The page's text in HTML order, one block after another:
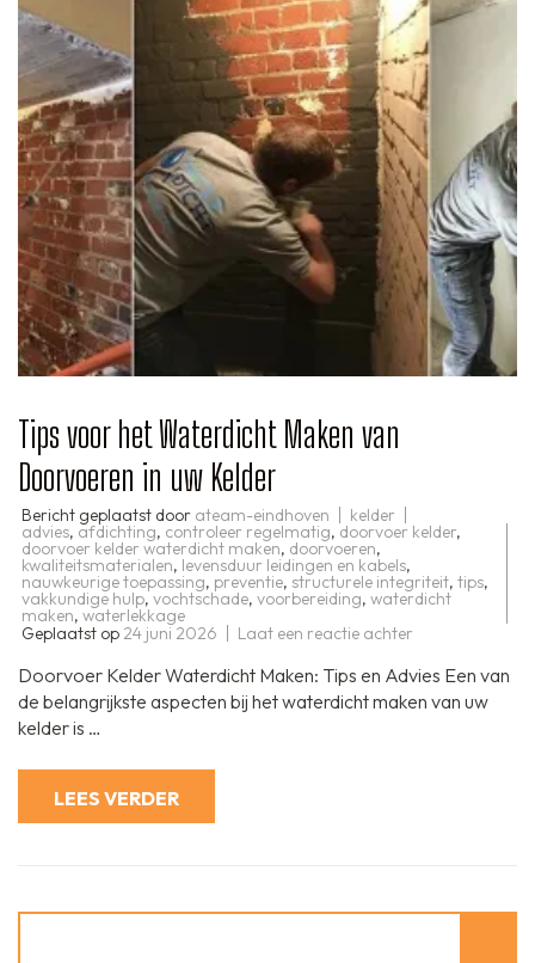
Tips voor het Waterdicht Maken van
Doorvoeren in uw Kelder
Bericht geplaatst door ateam-eindhoven kelder
advies, afdichting, controleer regelmatig, doorvoer kelder,
doorvoer kelder waterdicht maken, doorvoeren,
kwaliteitsmaterialen, levensduur leidingen en kabels,
nauwkeurige toepassing, preventie, structurele integriteit, tips,
vakkundige hulp,vochtschade, voorbereiding, waterdicht
maken, waterlekkage
Geplaatst op 24 juni 2026 Laat een reactie achter
voor
het
Waterdicht
Maken
Doorvoer Kelder Waterdicht Maken: Tips en Advies Een van
de belangrijkste aspecten bij het waterdicht maken van uw
kelder is …
LEES VERDER